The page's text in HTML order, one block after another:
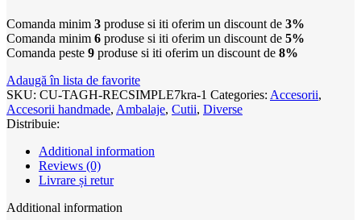
Comanda minim 3 produse si iti oferim un discount de 3%
Comanda minim 6 produse si iti oferim un discount de 5%
Comanda peste 9 produse si iti oferim un discount de 8%
Adaugă în lista de favorite
SKU: CU-TAGH-RECSIMPLE7kra-1 Categories: Accesorii,
Accesorii handmade, Ambalaje, Cutii, Diverse
Distribuie:
Additional information
Reviews (0)
Livrare și retur
Additional information